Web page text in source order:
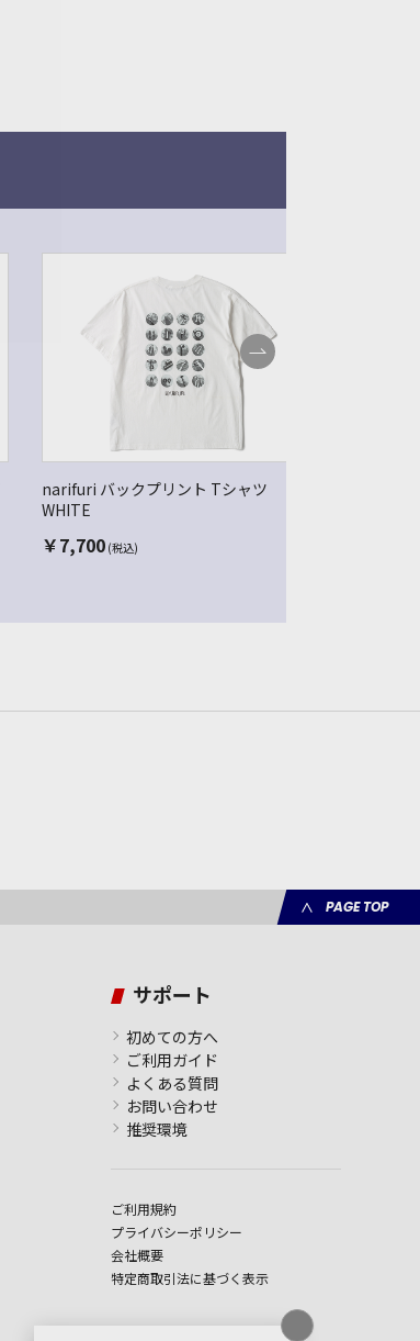
narifuri バックプリント Tシャツ
WHITE
￥7,700 (税込)
PAGE TOP
サポート
初めての方へ
ご利用ガイド
よくある質問
お問い合わせ
推奨環境
ご利用規約
プライバシーポリシー
会社概要
特定商取引法に基づく表示